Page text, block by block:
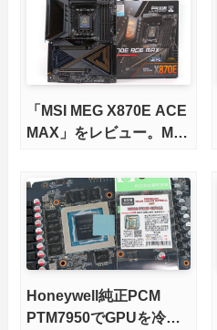
「MSI MEG X870E ACE
MAX」をレビュー。M.2
版X870Eマザーボードを
徹底検証
Honeywell純正PCM
PTM7950でGPUを冷や